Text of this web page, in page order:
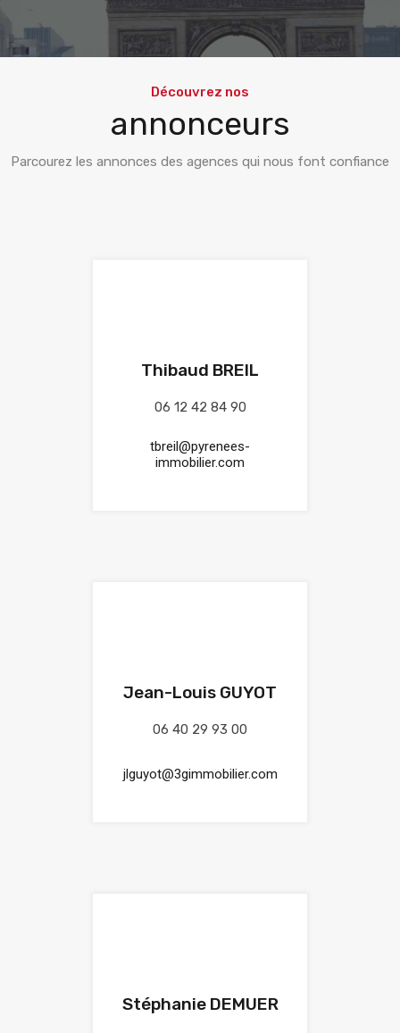
Découvrez nos
annonceurs
Parcourez les annonces des agences qui nous font confiance
Thibaud BREIL
06 12 42 84 90
tbreil@pyrenees-
immobilier.com
Jean-Louis GUYOT
06 40 29 93 00
jlguyot@3gimmobilier.com
Stéphanie DEMUER